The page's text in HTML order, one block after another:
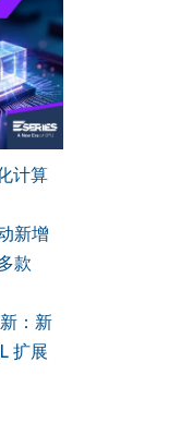
计算
新增
款
：新
扩展